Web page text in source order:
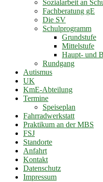
Sozialarbeit an
Fachberatung gE
Die SV
Schulprogramm
Grundstufe
Mittelstufe
Haupt- und
Rundgang
Autismus
UK
KmE-Abteilung
Termine
Speiseplan
Fahrradwerkstatt
Praktikum an der MBS
FSJ
Standorte
Anfahrt
Kontakt
Datenschutz
Impressum